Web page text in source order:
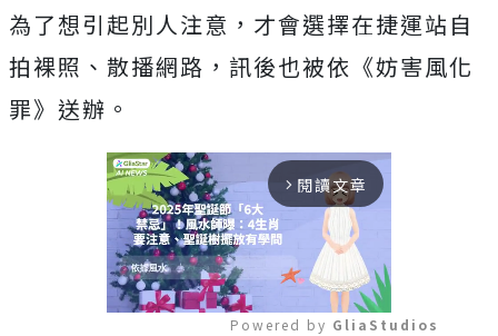
為了想引起別人注意，才會選擇在捷運站自
拍裸照、散播網路，訊後也被依《妨害風化
罪》送辦。
arrow_forward_ios 閱讀文章
Powered by GliaStudios